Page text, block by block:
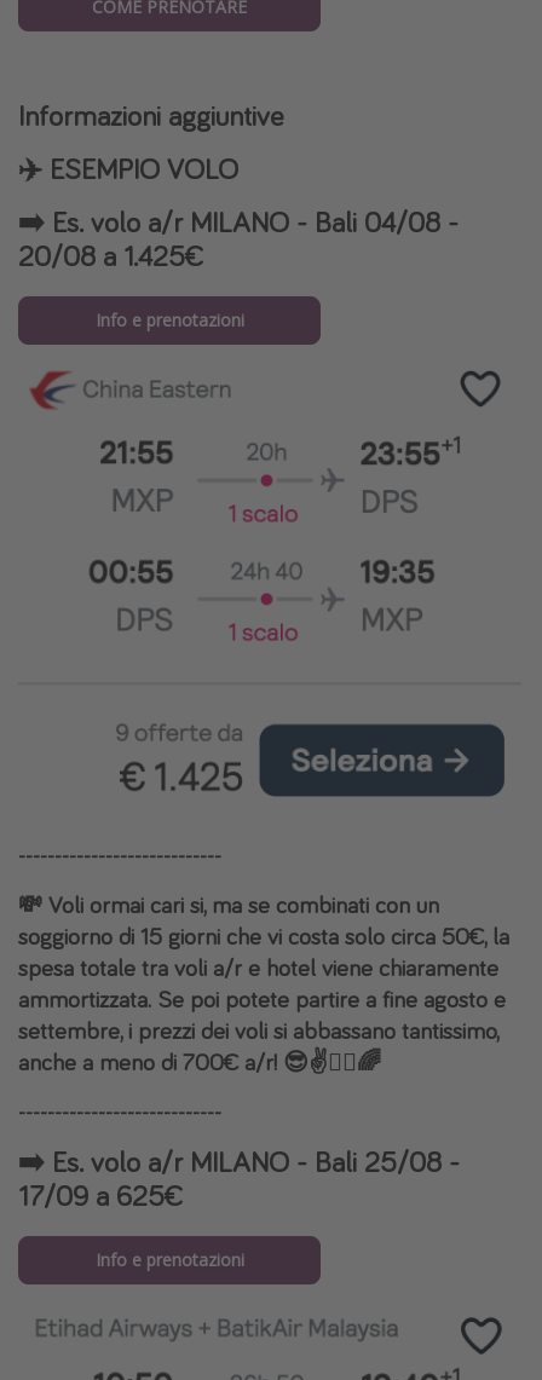
COME PRENOTARE
Informazioni aggiuntive
✈️ ESEMPIO VOLO
➡️ Es. volo a/r MILANO - Bali 04/08 -
20/08 a 1.425€
Info e prenotazioni
----------------------------
💸 Voli ormai cari si, ma se combinati con un
soggiorno di 15 giorni che vi costa solo circa 50€, la
spesa totale tra voli a/r e hotel viene chiaramente
ammortizzata. Se poi potete partire a fine agosto e
settembre, i prezzi dei voli si abbassano tantissimo,
anche a meno di 700€ a/r! 😎✌️🏴‍☠️🌈
----------------------------
➡️ Es. volo a/r MILANO - Bali 25/08 -
17/09 a 625€
Info e prenotazioni